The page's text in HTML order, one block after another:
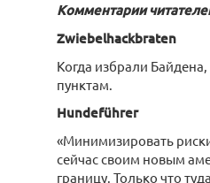
Комментарии
Zwiebelhackbraten
Когда избрали
пунктам.
Hundeführer
«Минимизировать
сейчас своим новым
границу. Только что